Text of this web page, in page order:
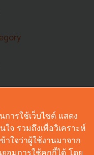
การใช้เว็บไซต์ แสดง
จ รวมถึงเพื่อวิเคราะห์
าใจว่าผู้ใช้งานมาจาก
อมการใช้คุกกี้ได้ โดย